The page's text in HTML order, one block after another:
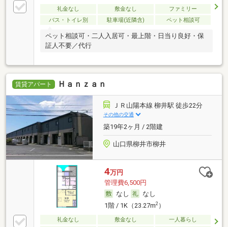
礼金なし 敷金なし
ファミリー
バス・トイレ別
駐車場(近隣含) ペット相談可
ペット相談可・二人入居可・最上階・日当り良好・保
証人不要／代行
賃貸アパート Ｈａｎｚａｎ
ＪＲ山陽本線 柳井駅 徒歩22分
その他の交通
築19年2ヶ月 / 2階建
山口県柳井市柳井
4万円
管理費6,500円
なし
なし
1階 / 1K（23.27m2）
礼金なし 敷金なし 一人暮らし